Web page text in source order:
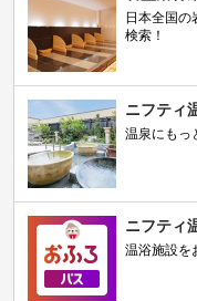
日本全国の
検索！
ニフティ
温泉にもっ
ニフティ
温浴施設を